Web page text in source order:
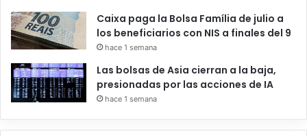
Caixa paga la Bolsa Família de julio a
los beneficiarios con NIS a finales del 9
hace 1 semana
Las bolsas de Asia cierran a la baja,
presionadas por las acciones de IA
hace 1 semana